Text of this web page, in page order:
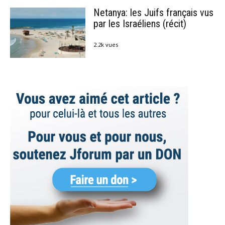
Netanya: les Juifs français vus
par les Israéliens (récit)
2.2k vues